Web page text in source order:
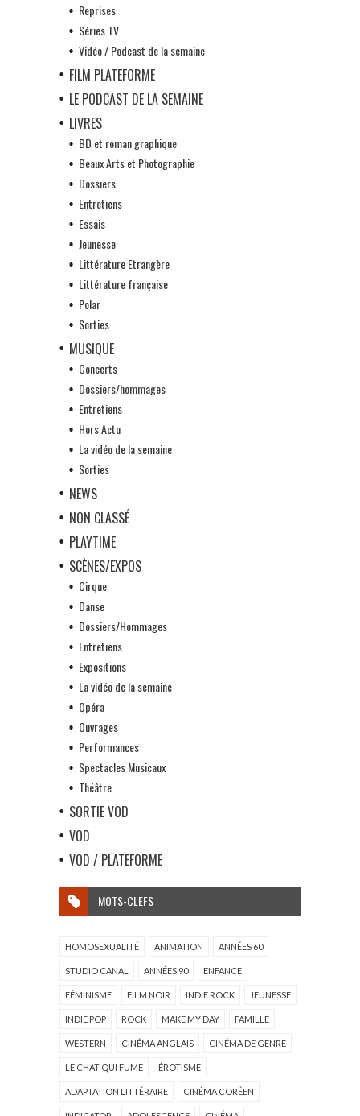
Reprises
Séries TV
Vidéo / Podcast de la semaine
FILM PLATEFORME
LE PODCAST DE LA SEMAINE
LIVRES
BD et roman graphique
Beaux Arts et Photographie
Dossiers
Entretiens
Essais
Jeunesse
Littérature Etrangère
Littérature française
Polar
Sorties
MUSIQUE
Concerts
Dossiers/hommages
Entretiens
Hors Actu
La vidéo de la semaine
Sorties
NEWS
NON CLASSÉ
PLAYTIME
SCÈNES/EXPOS
Cirque
Danse
Dossiers/Hommages
Entretiens
Expositions
La vidéo de la semaine
Opéra
Ouvrages
Performances
Spectacles Musicaux
Théâtre
SORTIE VOD
VOD
VOD / PLATEFORME
MOTS-CLEFS
HOMOSEXUALITÉ ANIMATION ANNÉES 60
STUDIO CANAL ANNÉES 90 ENFANCE
FÉMINISME FILM NOIR INDIE ROCK JEUNESSE
INDIE POP ROCK MAKE MY DAY FAMILLE
WESTERN CINÉMA ANGLAIS CINÉMA DE GENRE
LE CHAT QUI FUME ÉROTISME
ADAPTATION LITTÉRAIRE CINÉMA CORÉEN